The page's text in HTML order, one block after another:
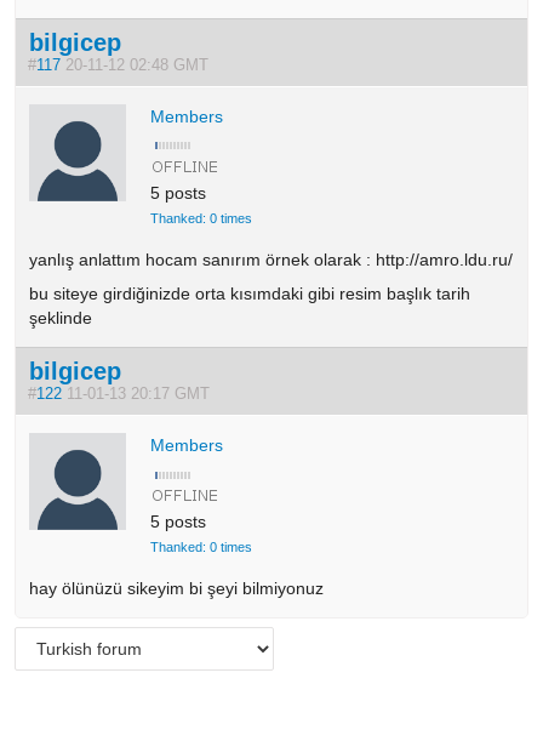
bilgicep
#117 20-11-12 02:48 GMT
Members
5 posts
Thanked: 0 times
yanlış anlattım hocam sanırım örnek olarak : http://amro.ldu.ru/
bu siteye girdiğinizde orta kısımdaki gibi resim başlık tarih
şeklinde
bilgicep
#122 11-01-13 20:17 GMT
Members
5 posts
Thanked: 0 times
hay ölünüzü sikeyim bi şeyi bilmiyonuz